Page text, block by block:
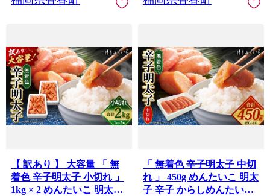
【 訳あり 】 大容量 「 無
着色 辛子明太子 小切れ 」
1kg × 2 めんたいこ 明太子
「 無着色 辛子明太子 中切
れ 」 450g めんたいこ 明太
子 辛子 からしめんたいこ